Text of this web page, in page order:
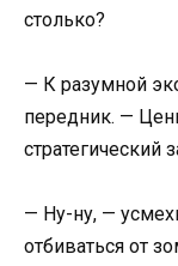
столько?
— К разумной
передник. —
стратегический
— Ну-ну, —
отбиваться от